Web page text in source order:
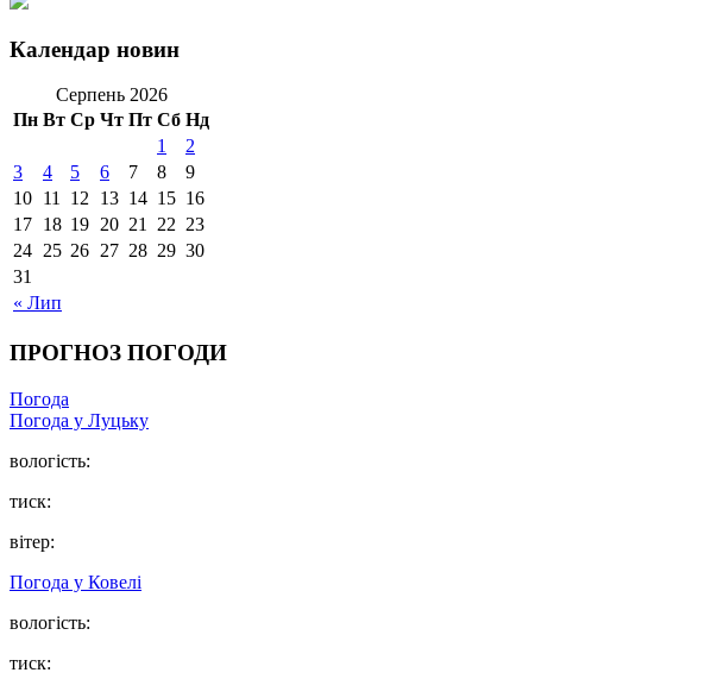
Календар новин
Серпень 2026
Пн Вт Ср Чт Пт Сб Нд
« Лип
1
2
3
4 5 6 7 8
9
10 11 12 13 14 15 16
17 18 19 20 21 22 23
24 25 26 27 28 29 30
31
ПРОГНОЗ ПОГОДИ
Погода
Погода у Луцьку
вологість:
тиск:
вітер:
Погода у Ковелі
вологість:
тиск: